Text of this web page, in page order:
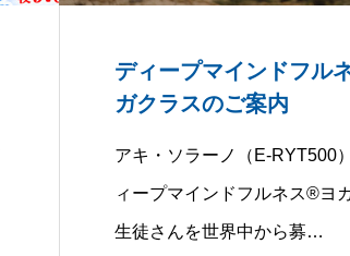
ディープマインドフル
ガクラスのご案内
アキ・ソラーノ（E-RYT500
ィープマインドフルネス®︎ヨ
生徒さんを世界中から募…